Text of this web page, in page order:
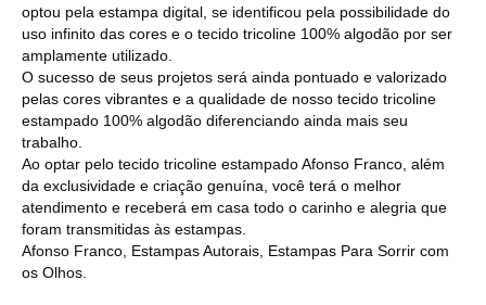
optou pela estampa digital, se identificou pela possibilidade do
uso infinito das cores e o tecido tricoline 100% algodão por ser
amplamente utilizado.
O sucesso de seus projetos será ainda pontuado e valorizado
pelas cores vibrantes e a qualidade de nosso tecido tricoline
estampado 100% algodão diferenciando ainda mais seu
trabalho.
Ao optar pelo tecido tricoline estampado Afonso Franco, além
da exclusividade e criação genuína, você terá o melhor
atendimento e receberá em casa todo o carinho e alegria que
foram transmitidas às estampas.
Afonso Franco, Estampas Autorais, Estampas Para Sorrir com
os Olhos.